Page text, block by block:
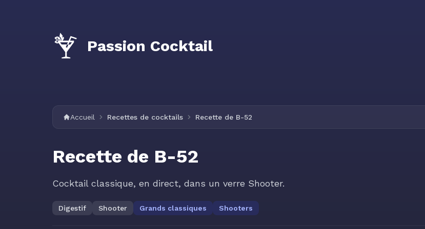
Passion Cocktail
Accueil Recettes de cocktails Recette de B-52
Recette de B-52
Cocktail classique, en direct, dans un verre Shooter.
Digestif Shooter Grands classiques Shooters